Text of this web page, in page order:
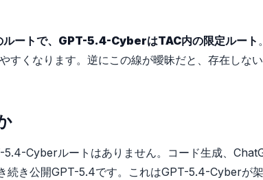
ートで、GPT-5.4-CyberはTAC内の限定ルート
すくなります。逆にこの線が曖昧だと、存在しな
Cyberルートはありません。コード生成、
続き公開GPT-5.4です。これはGPT-5.4-Cyberが